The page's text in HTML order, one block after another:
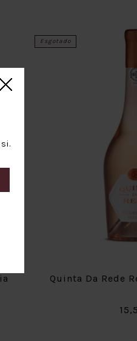
Quinta Da Rede
Esgotado